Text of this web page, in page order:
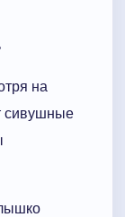
на
сивушные